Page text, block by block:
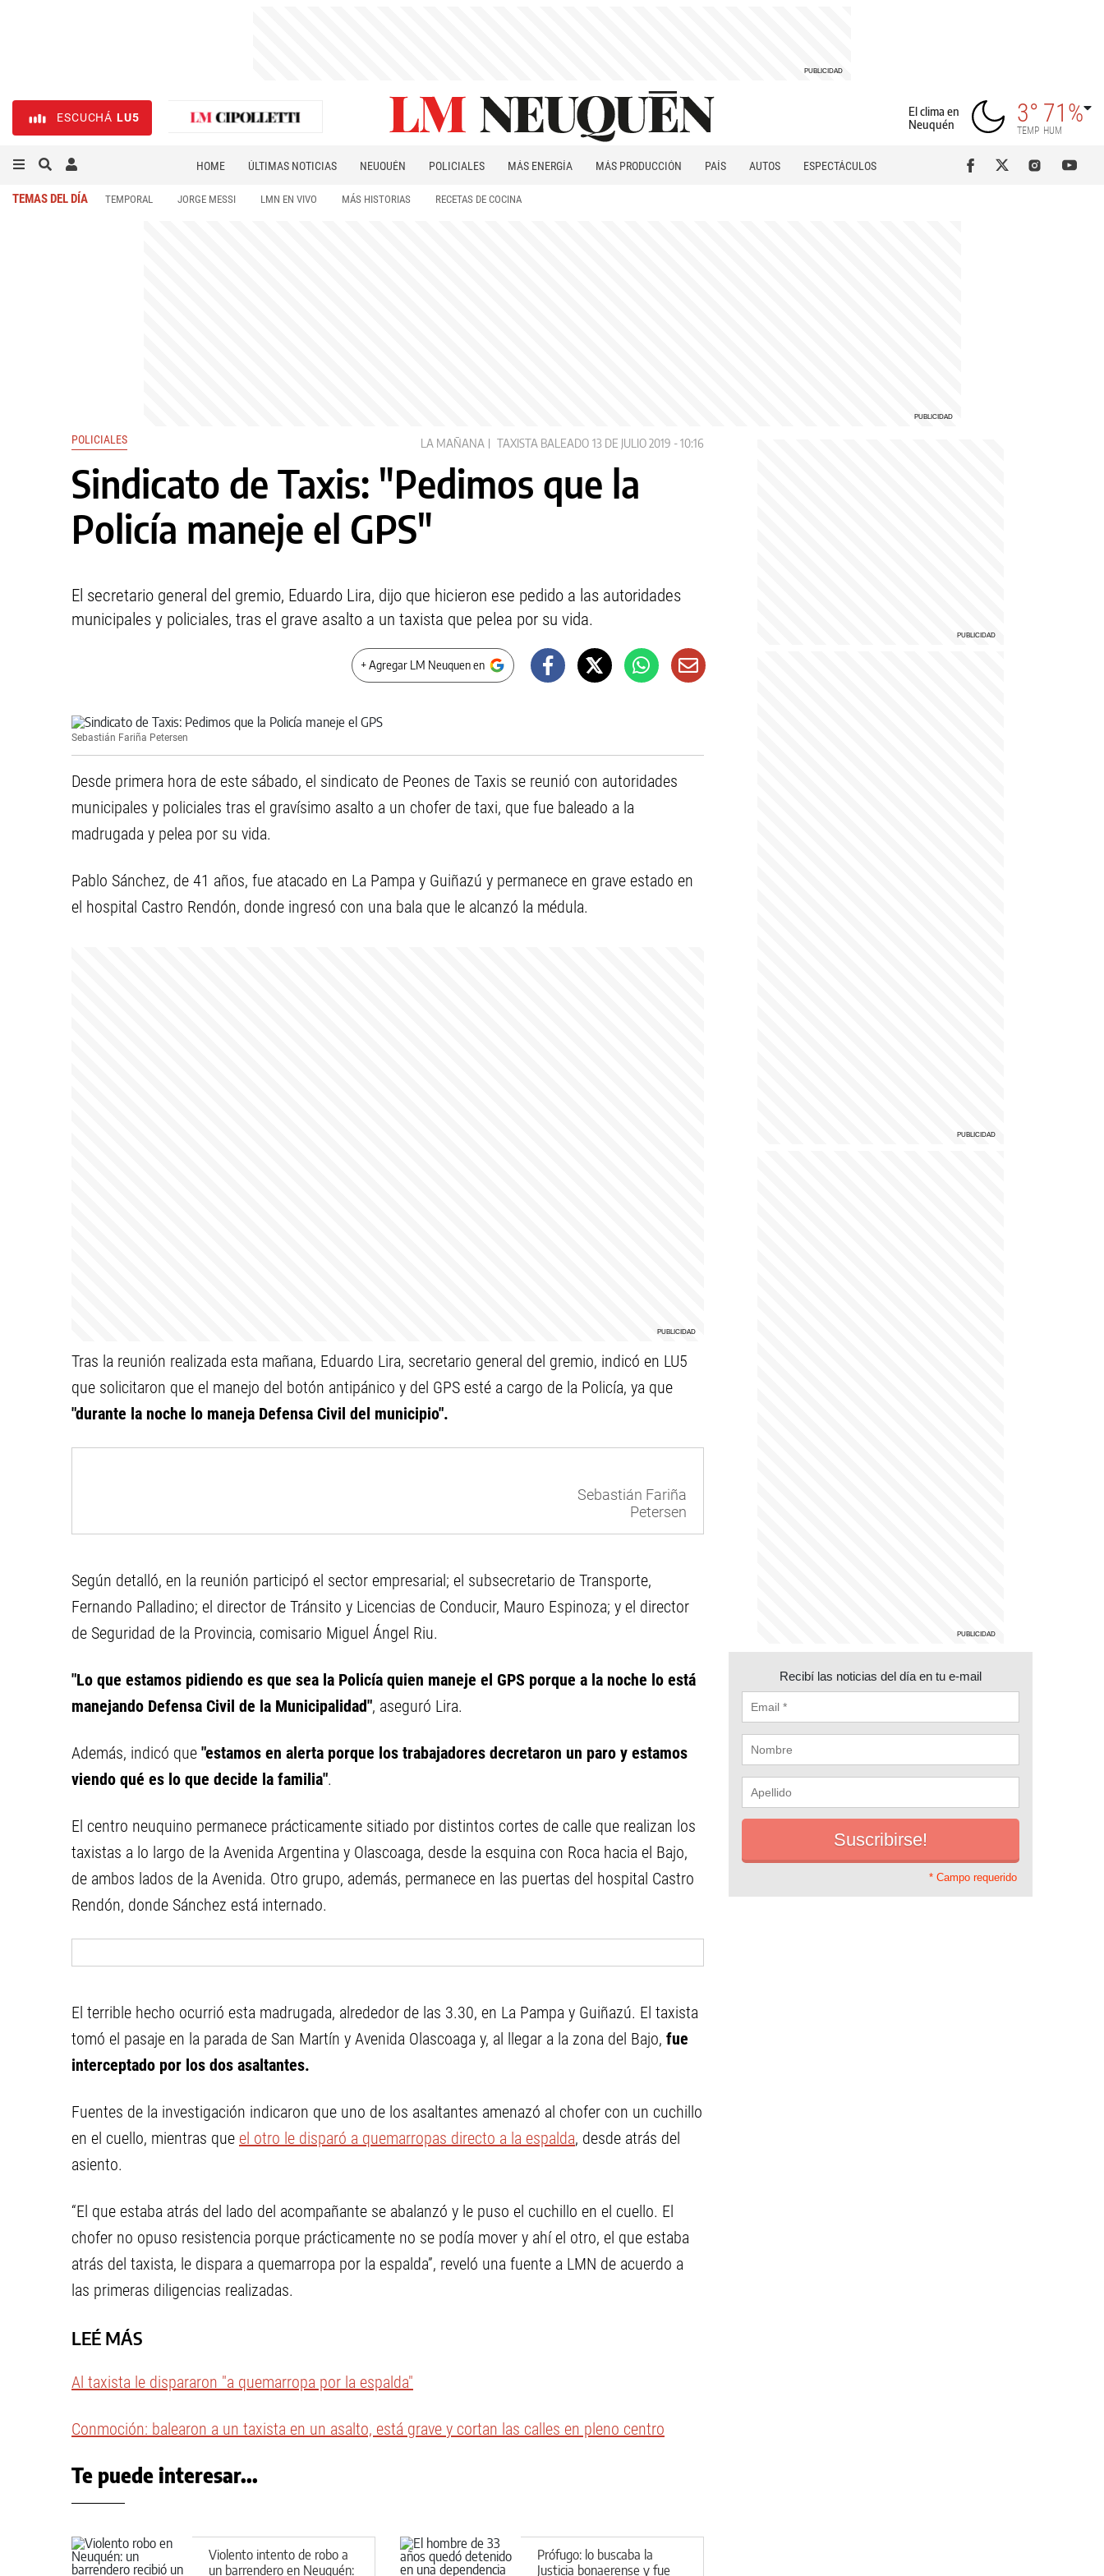
ESCUCHÁ LU5
El clima en
Neuquén
3°
TEMP
71%
HUM
HOME ÚLTIMAS NOTICIAS NEUQUÉN POLICIALES MÁS ENERGÍA MÁS PRODUCCIÓN PAÍS AUTOS
ESPECTÁCULOS
TEMAS DEL DÍA TEMPORAL JORGE MESSI LMN EN VIVO MÁS HISTORIAS RECETAS DE COCINA
POLICIALES LA MAÑANA TAXISTA BALEADO 13 DE JULIO 2019 - 10:16
Sindicato de Taxis: "Pedimos que la
Policía maneje el GPS"
El secretario general del gremio, Eduardo Lira, dijo que hicieron ese pedido a las autoridades
municipales y policiales, tras el grave asalto a un taxista que pelea por su vida.
+ Agregar LM Neuquen en
Sebastián Fariña Petersen
Desde primera hora de este sábado, el sindicato de Peones de Taxis se reunió con autoridades
municipales y policiales tras el gravísimo asalto a un chofer de taxi, que fue baleado a la
madrugada y pelea por su vida.
Pablo Sánchez, de 41 años, fue atacado en La Pampa y Guiñazú y permanece en grave estado en
el hospital Castro Rendón, donde ingresó con una bala que le alcanzó la médula.
Tras la reunión realizada esta mañana, Eduardo Lira, secretario general del gremio, indicó en LU5
que solicitaron que el manejo del botón antipánico y del GPS esté a cargo de la Policía, ya que
"durante la noche lo maneja Defensa Civil del municipio".
Sebastián Fariña
Petersen
Según detalló, en la reunión participó el sector empresarial; el subsecretario de Transporte,
Fernando Palladino; el director de Tránsito y Licencias de Conducir, Mauro Espinoza; y el director
de Seguridad de la Provincia, comisario Miguel Ángel Riu.
"Lo que estamos pidiendo es que sea la Policía quien maneje el GPS porque a la noche lo está
manejando Defensa Civil de la Municipalidad", aseguró Lira.
Además, indicó que "estamos en alerta porque los trabajadores decretaron un paro y estamos
viendo qué es lo que decide la familia".
El centro neuquino permanece prácticamente sitiado por distintos cortes de calle que realizan los
taxistas a lo largo de la Avenida Argentina y Olascoaga, desde la esquina con Roca hacia el Bajo,
de ambos lados de la Avenida. Otro grupo, además, permanece en las puertas del hospital Castro
Rendón, donde Sánchez está internado.
El terrible hecho ocurrió esta madrugada, alrededor de las 3.30, en La Pampa y Guiñazú. El taxista
tomó el pasaje en la parada de San Martín y Avenida Olascoaga y, al llegar a la zona del Bajo, fue
interceptado por los dos asaltantes.
Fuentes de la investigación indicaron que uno de los asaltantes amenazó al chofer con un cuchillo
en el cuello, mientras que el otro le disparó a quemarropas directo a la espalda, desde atrás del
asiento.
“El que estaba atrás del lado del acompañante se abalanzó y le puso el cuchillo en el cuello. El
chofer no opuso resistencia porque prácticamente no se podía mover y ahí el otro, el que estaba
atrás del taxista, le dispara a quemarropa por la espalda”, reveló una fuente a LMN de acuerdo a
las primeras diligencias realizadas.
LEÉ MÁS
Al taxista le dispararon "a quemarropa por la espalda"
Conmoción: balearon a un taxista en un asalto, está grave y cortan las calles en pleno centro
Te puede interesar...
Violento intento de robo a
un barrendero en Neuquén:
Prófugo: lo buscaba la
Justicia bonaerense y fue
Recibí las noticias del día en tu e-mail
* Campo requerido